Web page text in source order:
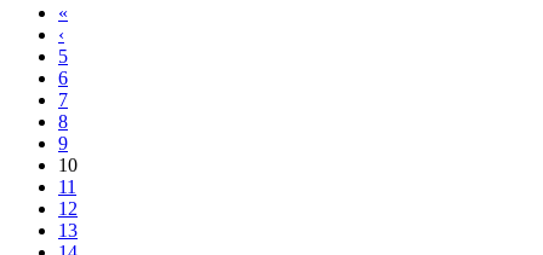
«
‹
5
6
7
8
9
10
11
12
13